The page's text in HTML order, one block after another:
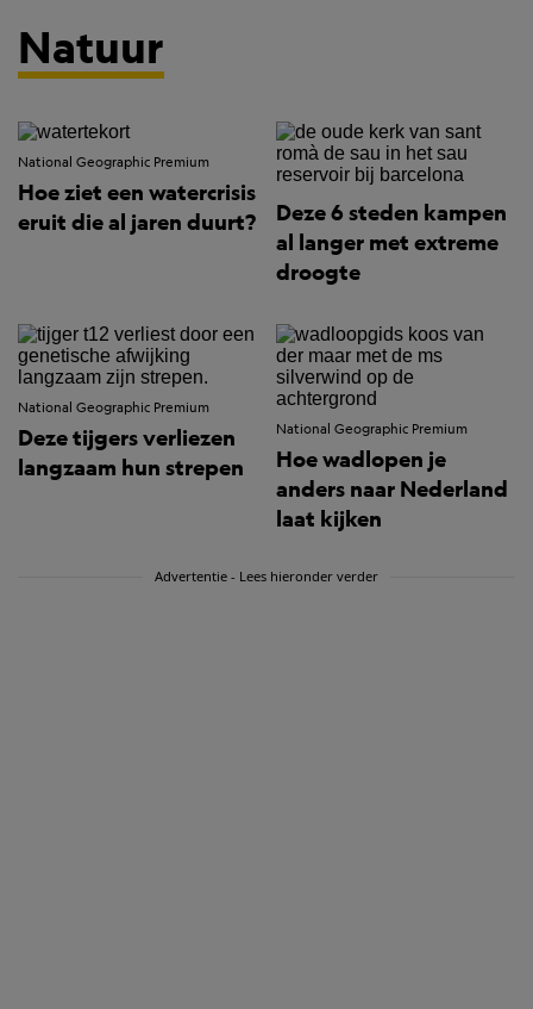
Natuur
National Geographic Premium
Hoe ziet een watercrisis
eruit die al jaren duurt?
Deze 6 steden kampen
al langer met extreme
droogte
National Geographic Premium
Deze tijgers verliezen
langzaam hun strepen
National Geographic Premium
Hoe wadlopen je
anders naar Nederland
laat kijken
Advertentie - Lees hieronder verder